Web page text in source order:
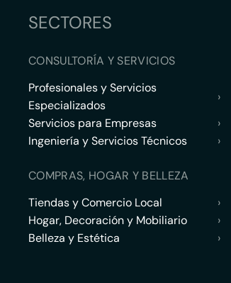
SECTORES
CONSULTORÍA Y SERVICIOS
Profesionales y Servicios
Especializados
›
Servicios para Empresas
›
Ingeniería y Servicios Técnicos
›
COMPRAS, HOGAR Y BELLEZA
Tiendas y Comercio Local
›
Hogar, Decoración y Mobiliario
›
Belleza y Estética
›